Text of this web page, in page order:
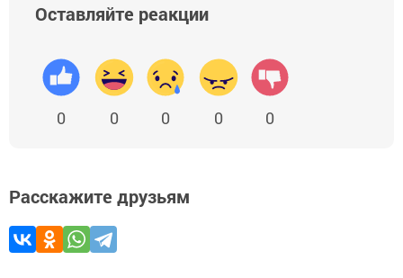
Оставляйте реакции
0 0 0 0 0
Расскажите друзьям